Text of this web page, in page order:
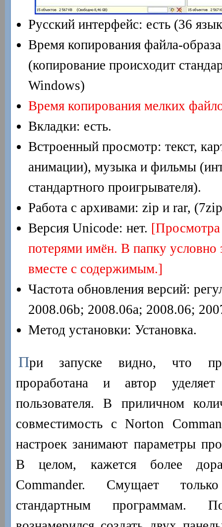
Русский интерфейс: есть (36
Время копирования файла-
(копирование происходит
Windows)
Время копирования мелких
Вкладки: есть.
Встроенный просмотр: текст,
анимации), музыка и фильмы
стандартного проигрывателя).
Работа с архивами: zip и rar,
Версия Unicode: нет. [Просмотра
потерями имён. В папку условно
вместе с содержимым.]
Частота обновления версий:
2008.06b; 2008.06a; 2008.06;
Метод установки: Установка.
При запуске видно, что
проработана и автор
пользователя. В приличном
совместимость с Norton
настроек занимают параметры
В целом, кажется более
Commander. Смущает
стандартным программам.